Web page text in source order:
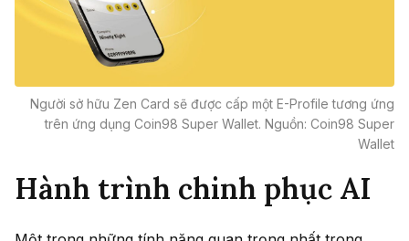
Người sở hữu Zen Card sẽ được cấp một E-Profile tương ứng
trên ứng dụng Coin98 Super Wallet. Nguồn: Coin98 Super
Wallet
Hành trình chinh phục AI